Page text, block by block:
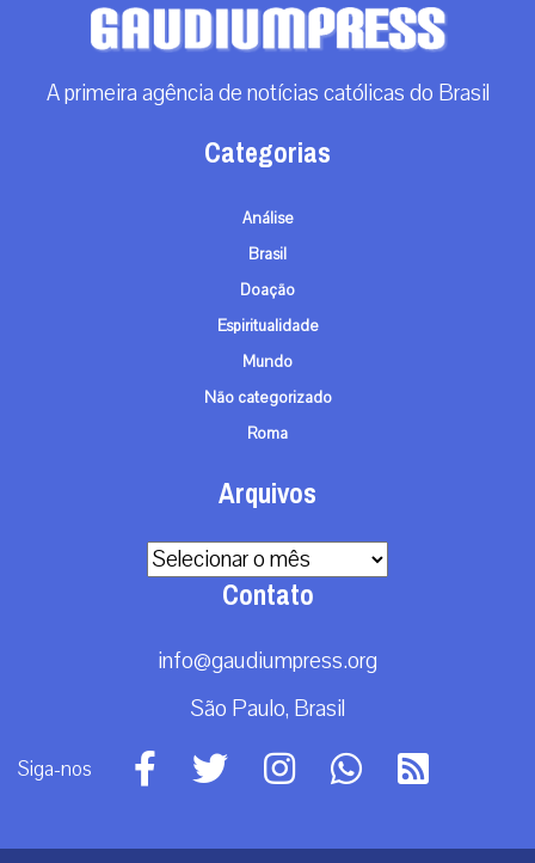
A primeira agência de notícias católicas do Brasil
Categorias
Análise
Brasil
Doação
Espiritualidade
Mundo
Não categorizado
Roma
Arquivos
Arquivos
Contato
info@gaudiumpress.org
São Paulo, Brasil
Siga-nos